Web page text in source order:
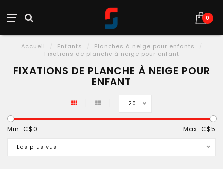
0
Accueil Enfants Planches à neige pour enfants
Fixations de planche à neige pour enfant
FIXATIONS DE PLANCHE À NEIGE POUR
ENFANT
20
Min: C$0 Max: C$5
Les plus vus